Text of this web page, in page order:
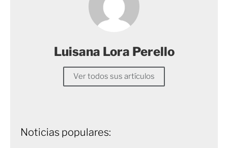
Luisana Lora Perello
Ver todos sus artículos
Noticias populares: